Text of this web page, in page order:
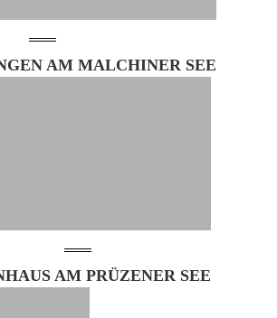
AM MALCHINER SEE
AM PRÜZENER SEE